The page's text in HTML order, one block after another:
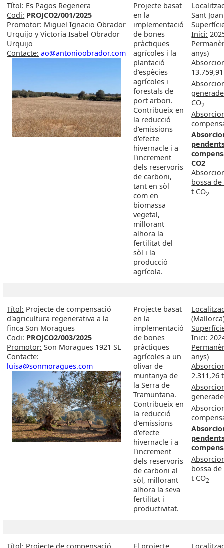
Títol: Es Pagos Regenera
Codi: PROJCO2/001/2025
Promotor: Miguel Ignacio Obrador
Urquijo y Victoria Isabel Obrador
Urquijo
Contacte: ao@antonioobrador.com
Projecte basat
en la
implementació
de bones
pràctiques
agrícoles i la
plantació
d'espècies
agrícoles i
forestals de
port arbori.
Contribueix en
la reducció
d'emissions
d'efecte
hivernacle i a
l'increment
dels reservoris
de carboni,
tant en sòl
com en
biomassa
vegetal,
millorant
alhora la
fertilitat del
sòl i la
producció
agrícola.
Sant
Inici:
anys)
CO2
CO2
bossa
t CO2
Títol: Projecte de compensació
d'agricultura regenerativa a la
finca Son Moragues
Codi: PROJCO2/003/2025
Promotor: Son Moragues 1921 SL
Contacte:
luisa@sonmoragues.com
Projecte basat
en la
implementació
de bones
pràctiques
agrícoles a un
olivar de
muntanya de
la Serra de
Tramuntana.
Contribueix en
la reducció
d'emissions
d'efecte
hivernacle i a
l'increment
dels reservoris
de carboni al
sòl, millorant
alhora la seva
fertilitat i
productivitat.
Inici:
anys)
2.311,26
bossa
t CO2